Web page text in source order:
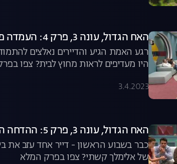
האח הגדול, עונה 3, פרק 4: העמדה פומבית ראשונה להדחה
רגע האמת הגיע והדיירים נאלצים
היו מעדיפים לראות מחוץ לבית? צפו
3.4.2023
האח הגדול, עונה 3, פרק 5: ההדחה הראשונה
כבר בשבוע הראשון - דייר אחד עזב
של אלימלך קשתי? צפו בפרק המלא